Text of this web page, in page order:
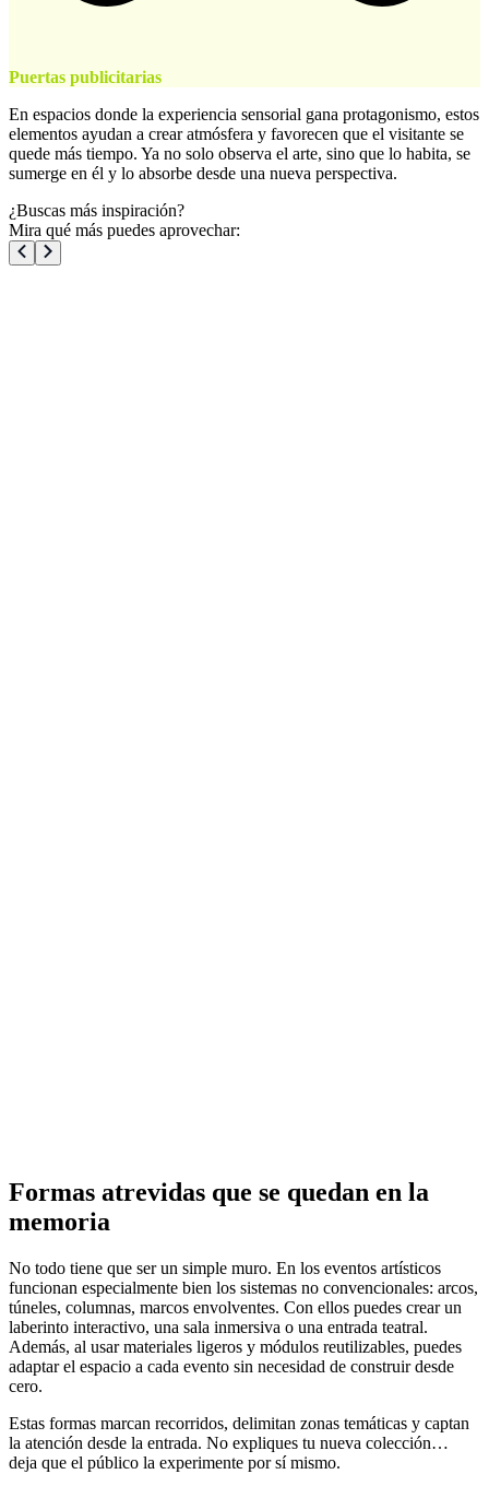
Puertas publicitarias
En espacios donde la experiencia sensorial gana protagonismo, estos
elementos ayudan a crear atmósfera y favorecen que el visitante se
quede más tiempo. Ya no solo observa el arte, sino que lo habita, se
sumerge en él y lo absorbe desde una nueva perspectiva.
¿Buscas más inspiración?
Mira qué más puedes aprovechar:
Formas atrevidas que se quedan en la
memoria
No todo tiene que ser un simple muro. En los eventos artísticos
funcionan especialmente bien los sistemas no convencionales: arcos,
túneles, columnas, marcos envolventes. Con ellos puedes crear un
laberinto interactivo, una sala inmersiva o una entrada teatral.
Además, al usar materiales ligeros y módulos reutilizables, puedes
adaptar el espacio a cada evento sin necesidad de construir desde
cero.
Estas formas marcan recorridos, delimitan zonas temáticas y captan
la atención desde la entrada. No expliques tu nueva colección…
deja que el público la experimente por sí mismo.